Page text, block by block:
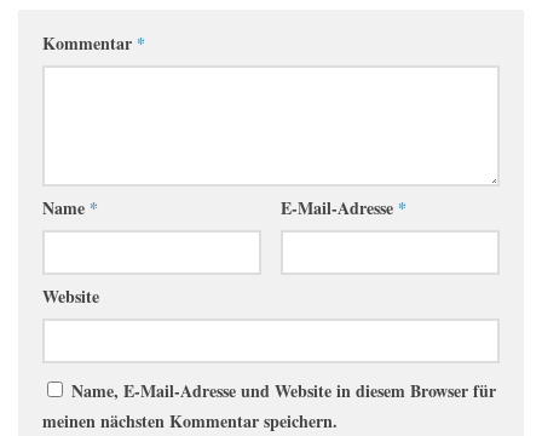
Kommentar *
Name * E-Mail-Adresse *
Website
Name, E-Mail-Adresse und Website in diesem Browser für
meinen nächsten Kommentar speichern.